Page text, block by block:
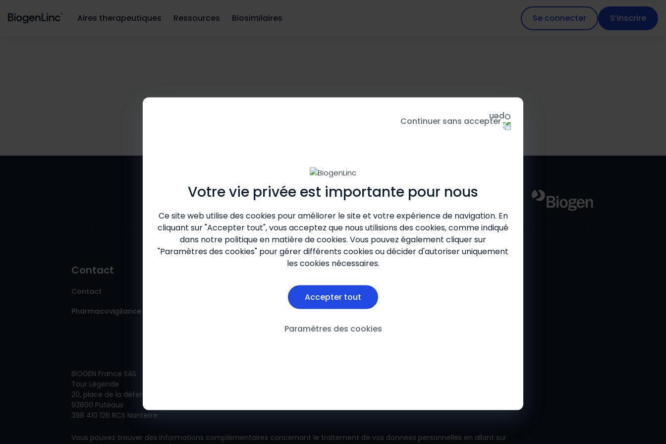
Votre vie privée est importante pour nous
Ce site web utilise des cookies pour améliorer le site et votre expérience de navigation. En
cliquant sur "Accepter tout", vous acceptez que nous utilisions des cookies, comme indiqué
dans notre politique en matière de cookies. Vous pouvez également cliquer sur
"Paramètres des cookies" pour gérer différents cookies ou décider d'autoriser uniquement
les cookies nécessaires.
Accepter tout
Paramètres des cookies
Continuer sans accepter
Aires therapeutiques Ressources Biosimilaires Se connecter S’inscrire
Contact
Contact
Pharmacovigilance
Information
Politique de Confidentialité
Conditions Générales d’Utilisation
Cookies
BIOGEN France SAS
Tour Légende
20, place de la défense
92800 Puteaux
398 410 126 RCS Nanterre
Vous pouvez trouver des informations complémentaires concernant le traitement de vos données personnelles en allant sur